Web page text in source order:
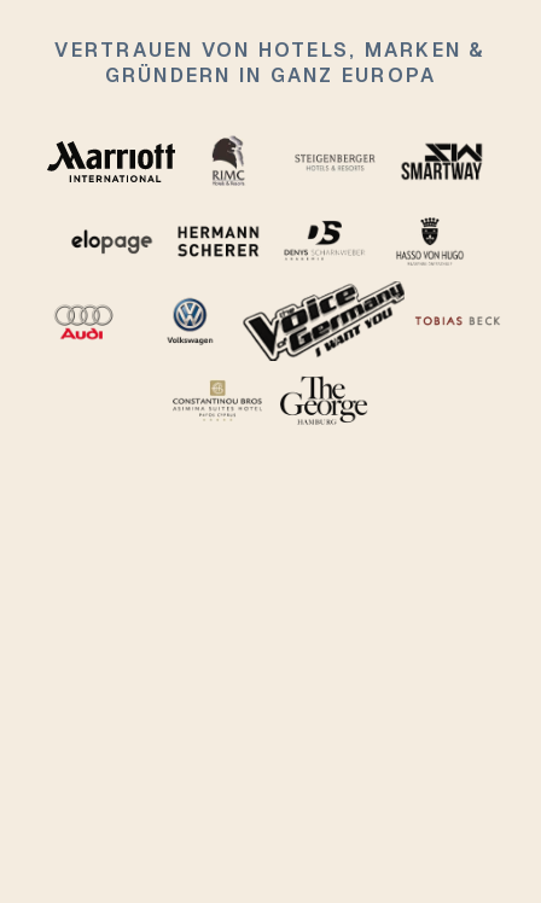
VERTRAUEN VON HOTELS, MARKEN &
GRÜNDERN IN GANZ EUROPA